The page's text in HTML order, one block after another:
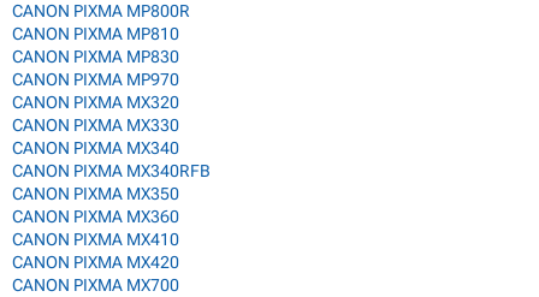
CANON PIXMA MP800R
CANON PIXMA MP810
CANON PIXMA MP830
CANON PIXMA MP970
CANON PIXMA MX320
CANON PIXMA MX330
CANON PIXMA MX340
CANON PIXMA MX340RFB
CANON PIXMA MX350
CANON PIXMA MX360
CANON PIXMA MX410
CANON PIXMA MX420
CANON PIXMA MX700